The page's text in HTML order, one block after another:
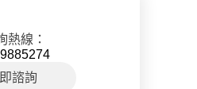
熱線：
諮詢